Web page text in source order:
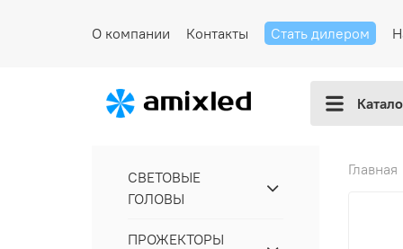
О компании Контакты Стать дилером
Главная
СВЕТОВЫЕ
ГОЛОВЫ
ПРОЖЕКТОРЫ